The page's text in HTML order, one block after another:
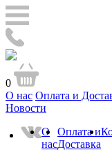
0
О нас Оплата и
Новости
О
нас
Оплата и
Доставка